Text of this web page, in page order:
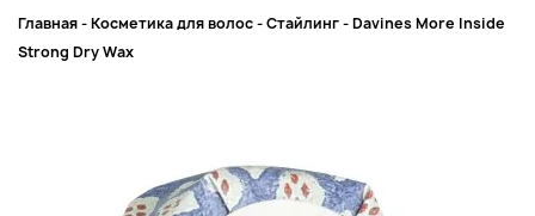
Главная-Косметика для волос-Стайлинг-Davines More Inside
Strong Dry Wax